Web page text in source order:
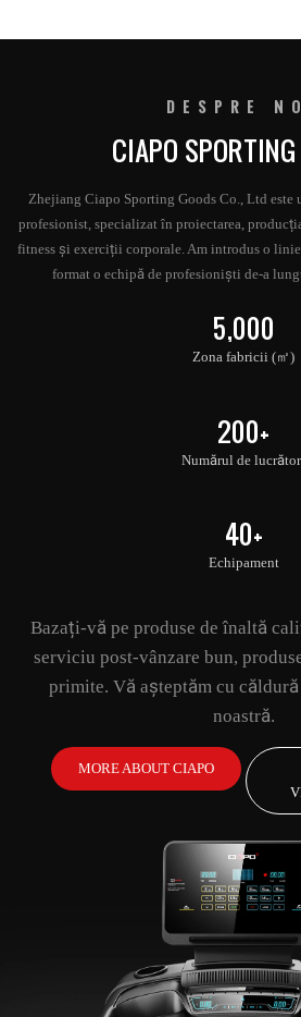
DESPRE
CIAPO SPORTING
Zhejiang Ciapo Sporting Goods Co., Ltd
profesionist, specializat în proiectarea,
fitness și exerciții corporale. Am introdus o
format o echipă de profesioniști de-a
5,000
Zona fabricii (㎡)
200+
Numărul de
40+
Echipament
Bazați-vă pe produse de înaltă
serviciu post-vânzare bun,
primite. Vă așteptăm cu
noastră.
MORE ABOUT CIAPO